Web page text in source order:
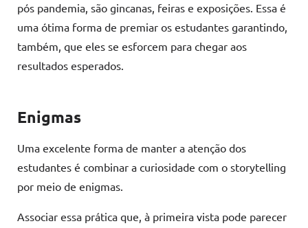
pós pandemia, são gincanas, feiras e exposições. Essa é
uma ótima forma de premiar os estudantes garantindo,
também, que eles se esforcem para chegar aos
resultados esperados.
Enigmas
Uma excelente forma de manter a atenção dos
estudantes é combinar a curiosidade com o storytelling
por meio de enigmas.
Associar essa prática que, à primeira vista pode parecer